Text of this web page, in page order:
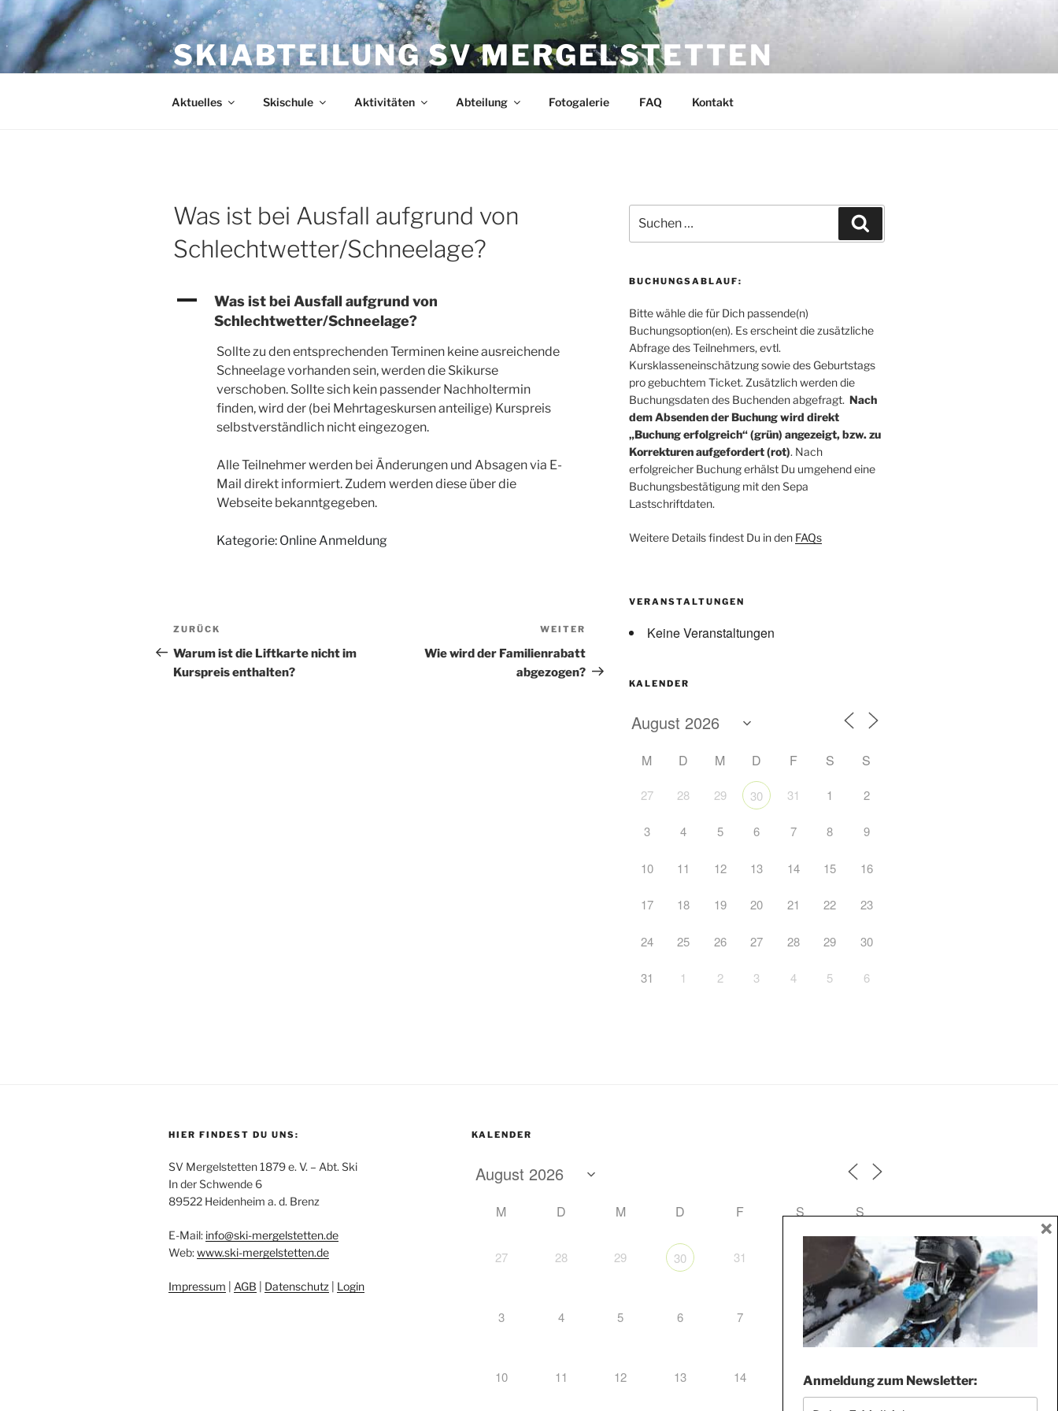
Inhalt
springen
SKIABTEILUNG SV MERGELSTETTEN
Aktuelles Skischule Aktivitäten Abteilung Fotogalerie FAQ Kontakt
Was ist bei Ausfall aufgrund von
Schlechtwetter/Schneelage?
A
Was ist bei Ausfall aufgrund von
Schlechtwetter/Schneelage?
Sollte zu den entsprechenden Terminen keine ausreichende
Schneelage vorhanden sein, werden die Skikurse
verschoben. Sollte sich kein passender Nachholtermin
finden, wird der (bei Mehrtageskursen anteilige) Kurspreis
selbstverständlich nicht eingezogen.
Alle Teilnehmer werden bei Änderungen und Absagen via E-
Mail direkt informiert. Zudem werden diese über die
Webseite bekanntgegeben.
Kategorie: Online Anmeldung
Beitragsnavigation
Vorheriger
Beitrag
ZURÜCK
Warum ist die Liftkarte nicht im
Kurspreis enthalten?
Nächster
Beitrag
WEITER
Wie wird der Familienrabatt
abgezogen?
nach:
BUCHUNGSABLAUF:
Bitte wähle die für Dich passende(n)
Buchungsoption(en). Es erscheint die zusätzliche
Abfrage des Teilnehmers, evtl.
Kursklasseneinschätzung sowie des Geburtstags
pro gebuchtem Ticket. Zusätzlich werden die
Buchungsdaten des Buchenden abgefragt. Nach
dem Absenden der Buchung wird direkt
„Buchung erfolgreich“ (grün) angezeigt, bzw. zu
Korrekturen aufgefordert (rot). Nach
erfolgreicher Buchung erhälst Du umgehend eine
Buchungsbestätigung mit den Sepa
Lastschriftdaten.
Weitere Details findest Du in den FAQs
VERANSTALTUNGEN
Keine Veranstaltungen
KALENDER
M D M D F S S
27 28 29 30 31 1 2
3 4 5 6 7 8 9
10 11 12 13 14 15 16
17 18 19 20 21 22 23
24 25 26 27 28 29 30
31 1 2 3 4 5 6
HIER FINDEST DU UNS:
SV Mergelstetten 1879 e. V. – Abt. Ski
In der Schwende 6
89522 Heidenheim a. d. Brenz
E-Mail: info@ski-mergelstetten.de
Web:www.ski-mergelstetten.de
Impressum AGB Datenschutz Login
KALENDER
M D M D F S S
27 28 29 30 31 1 2
3 4 5 6 7 8 9
10 11 12 13 14 15 16
Anmeldung zum Newsletter:
×